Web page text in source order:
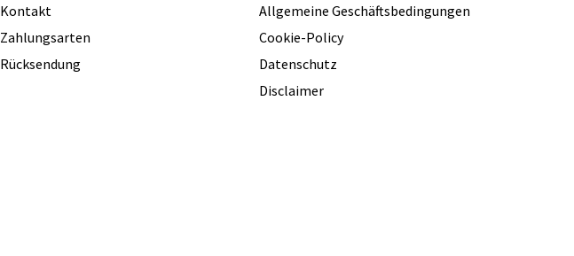
Kontakt
Zahlungsarten
Rücksendung
Allgemeine Geschäftsbedingungen
Cookie-Policy
Datenschutz
Disclaimer